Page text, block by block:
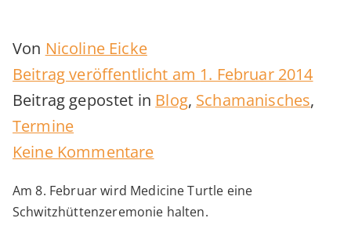
Von Nicoline Eicke
Beitrag veröffentlicht am 1. Februar 2014
Beitrag gepostet in Blog, Schamanisches,
Termine
Keine Kommentarezu
mit
Am 8. Februar wird Medicine Turtle eine
Schwitzhüttenzeremonie halten.